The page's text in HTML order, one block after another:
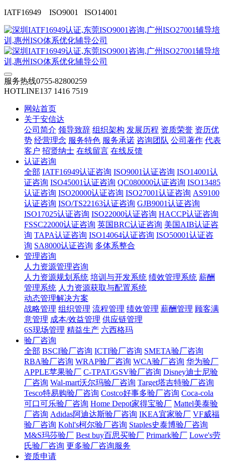
IATF16949 ISO9001 ISO14001
服务热线0755-82800259
HOTLINE137 1416 7519
网站首页
关于安信达
公司简介 领导致辞 组织架构 发展历程 资质荣誉 资历优
势 经营理念 服务特色 服务承诺 咨询团队 公司著作 代表
客户 招贤纳士 在线留言 在线反馈
认证咨询
全部 IATF16949认证咨询 ISO9001认证咨询 ISO14001认
证咨询 ISO45001认证咨询 QC080000认证咨询 ISO13485
认证咨询 ISO20000认证咨询 ISO27001认证咨询 AS9100
认证咨询 ISO/TS22163认证咨询 GJB9001认证咨询
ISO17025认证咨询 ISO22000认证咨询 HACCP认证咨询
FSSC22000认证咨询 英国BRC认证咨询 美国AIB认证咨
询 TAPA认证咨询 ISO14064认证咨询 ISO50001认证咨
询 SA8000认证咨询 多体系整合
管理咨询
人力资源管理咨询
人力资源规划系统 培训与开发系统 绩效管理系统 薪酬
管理系统 人力资源获取与配置系统
动态管理解决方案
战略管理 组织管理 流程管理 绩效管理 薪酬管理 顾客满
意管理 成本/效益管理 供应链管理
6S现场管理 精益生产 六西格玛
验厂咨询
全部 BSCI验厂咨询 ICTI验厂咨询 SMETA验厂咨询
RBA验厂咨询 WRAP验厂咨询 WCA验厂咨询 华为验厂
APPLE苹果验厂 C-TPAT/GSV验厂咨询 Disney迪士尼验
厂咨询 Wal-mart沃尔玛验厂咨询 Target塔吉特验厂咨询
Tesco特易购验厂咨询 Costco好事多验厂咨询 Coca-cola
可口可乐验厂咨询 Home Depot家得宝验厂 Mattel美泰验
厂咨询 Adidas阿迪达斯验厂咨询 IKEA宜家验厂 VF威福
验厂咨询 Kohl's柯尔验厂咨询 Staples史泰博验厂咨询
M&S玛莎验厂 Best buy百思买验厂 Primark验厂 Lowe's劳
氏验厂咨询 更多验厂咨询服务
资质申请